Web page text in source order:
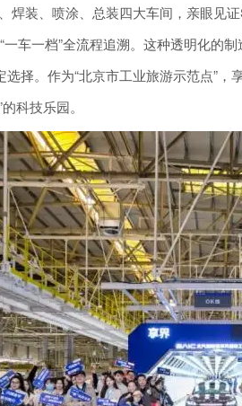
焊装、喷涂、总装四大车间，亲眼见
一车一档”全流程追溯。这种透明化的
择。作为“北京市工业旅游示范点”
科技乐园。